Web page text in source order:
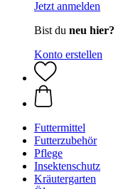
Jetzt anmelden
Bist du neu hier?
Konto erstellen
Futtermittel
Futterzubehör
Pflege
Insektenschutz
Kräutergarten